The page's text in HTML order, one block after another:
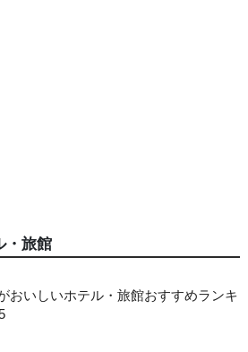
・旅館
おいしいホテル・旅館おすすめランキ